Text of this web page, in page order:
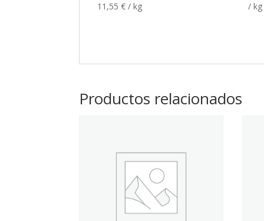
11,55€ / kg
/ kg
Productos relacionados